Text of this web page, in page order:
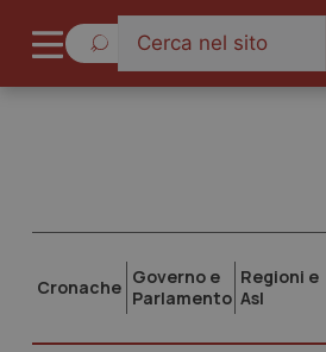
Cronache Governo e
Parlamento
Regioni e
Asl